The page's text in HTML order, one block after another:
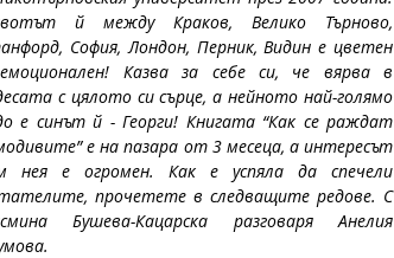
й между Краков, Велико Търново,
София, Лондон, Перник, Видин е цветен
Казва за себе си, че вярва в
с цялото си сърце, а нейното най-голямо
е синът й - Георги! Книгата “Как се раждат
е на пазара от 3 месеца, а интересът
нея е огромен. Как е успяла да спечели
прочетете в следващите редове. С
Бушева-Кацарска разговаря Анелия